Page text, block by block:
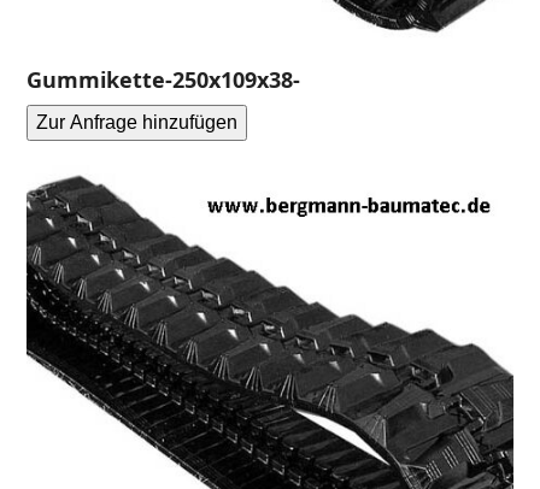
Gummikette-250x109x38-
Zur Anfrage hinzufügen